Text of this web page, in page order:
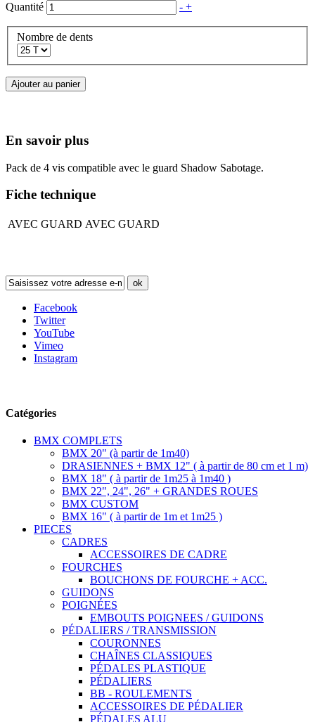
Quantité - +
Nombre de dents
Ajouter au panier
En savoir plus
Pack de 4 vis compatible avec le guard Shadow Sabotage.
Fiche technique
AVEC GUARD AVEC GUARD
ok
Facebook
Twitter
YouTube
Vimeo
Instagram
Catégories
BMX COMPLETS
BMX 20" (à partir de 1m40)
DRASIENNES + BMX 12" ( à partir de 80 cm et 1 m)
BMX 18" ( à partir de 1m25 à 1m40 )
BMX 22", 24", 26" + GRANDES ROUES
BMX CUSTOM
BMX 16" ( à partir de 1m et 1m25 )
PIECES
CADRES
ACCESSOIRES DE CADRE
FOURCHES
BOUCHONS DE FOURCHE + ACC.
GUIDONS
POIGNÉES
EMBOUTS POIGNEES / GUIDONS
PÉDALIERS / TRANSMISSION
COURONNES
CHAÎNES CLASSIQUES
PÉDALES PLASTIQUE
PÉDALIERS
BB - ROULEMENTS
ACCESSOIRES DE PÉDALIER
PÉDALES ALU